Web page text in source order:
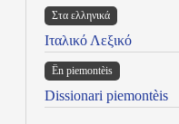
Στα ελληνικά
Ιταλικό Λεξικό
Ën piemontèis
Dissionari piemontèis